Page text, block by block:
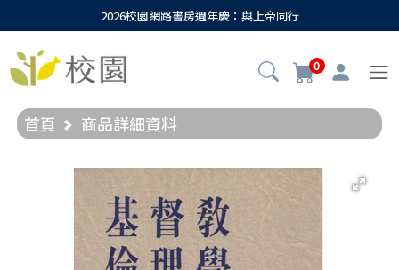
2026校園網路書房週年慶：與上帝同行
0
首頁 商品詳細資料